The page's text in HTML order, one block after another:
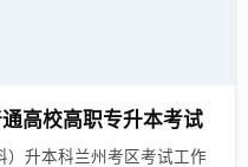
高校高职专升本考试
升本科兰州考区考试工作